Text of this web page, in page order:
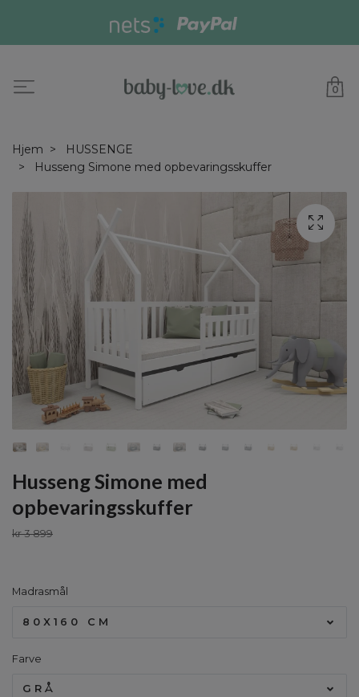
0
Hjem
HUSSENGE
Husseng Simone med opbevaringsskuffer
Husseng Simone med
opbevaringsskuffer
kr 3 899
Madrasmål
80X160 CM
Farve
GRÅ